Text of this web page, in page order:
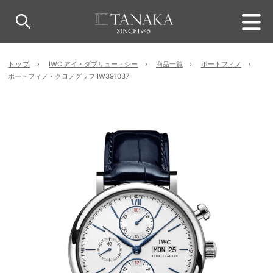
トップ IWC アイ・ダブリュー・シー 商品一覧
ポートフィノ
ポートフィノ・クロノグラフ IW391037